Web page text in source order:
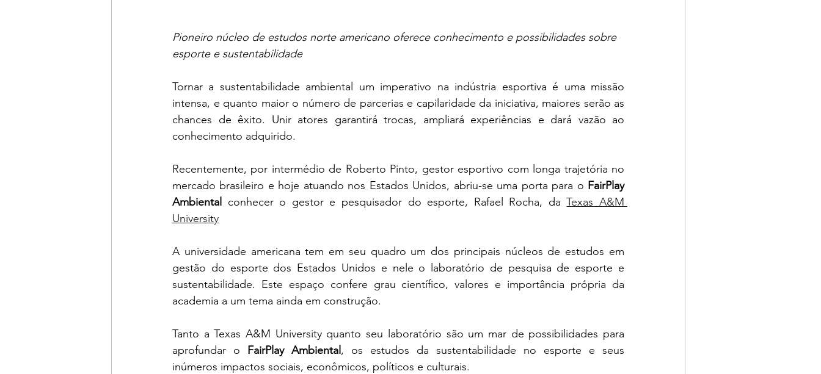
Pioneiro núcleo de estudos norte americano oferece conhecimento e possibilidades sobre
esporte e sustentabilidade
Tornar a sustentabilidade ambiental um imperativo na indústria esportiva é uma missão
intensa, e quanto maior o número de parcerias e capilaridade da iniciativa, maiores serão as
chances de êxito. Unir atores garantirá trocas, ampliará experiências e dará vazão ao
conhecimento adquirido.
Recentemente, por intermédio de Roberto Pinto, gestor esportivo com longa trajetória no
mercado brasileiro e hoje atuando nos Estados Unidos, abriu-se uma porta para o FairPlay
Ambiental
conhecer o gestor e pesquisador do esporte, Rafael Rocha, da Texas A&M
University
A universidade americana tem em seu quadro um dos principais núcleos de estudos em
gestão do esporte dos Estados Unidos e nele o laboratório de pesquisa de esporte e
sustentabilidade. Este espaço confere grau científico, valores e importância própria da
academia a um tema ainda em construção.
Tanto a Texas A&M University quanto seu laboratório são um mar de possibilidades para
aprofundar o FairPlay Ambiental , os estudos da sustentabilidade no esporte e seus
inúmeros impactos sociais, econômicos, políticos e culturais.